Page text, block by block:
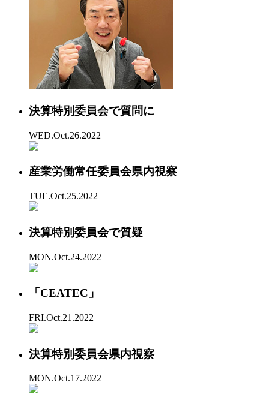
決算特別委員会で質問に
WED.Oct.26.2022
産業労働常任委員会県内視察
TUE.Oct.25.2022
決算特別委員会で質疑
MON.Oct.24.2022
「CEATEC」
FRI.Oct.21.2022
決算特別委員会県内視察
MON.Oct.17.2022